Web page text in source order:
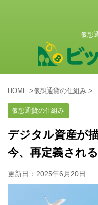
仮想
HOME >仮想通貨の仕組み >
仮想通貨の仕組み
デジタル資産が
今、再定義され
更新日： 2025年6月20日